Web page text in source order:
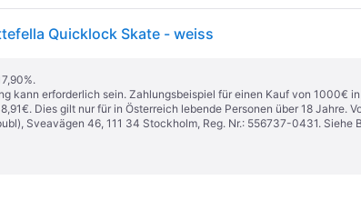
Quicklock Skate - weiss
kann erforderlich sein. Zahlungsbeispiel für einen Kauf von 1000€
Dies gilt nur für in Österreich lebende Personen über 18
Sveavägen 46, 111 34 Stockholm, Reg. Nr.: 556737-0431.